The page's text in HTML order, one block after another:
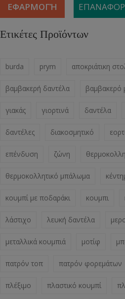
ΕΦΑΡΜΟΓΉ
Ετικέτες Προϊόντων
burda prym αποκριάτικη
βαμβακερή δαντέλα βαμβακερό
γιακάς γιορτινά δαντέλα
δαντέλες διακοσμητικό
επένδυση ζώνη
θερμοκολλητικό μπάλωμα
κουμπί με ποδαράκι κουμπι
λάστιχο λευκή δαντέλα
μεταλλικά κουμπιά μοτίφ
πατρόν τοπ πατρόν φορεμάτων
πλέξιμο πλαστικό κουμπί